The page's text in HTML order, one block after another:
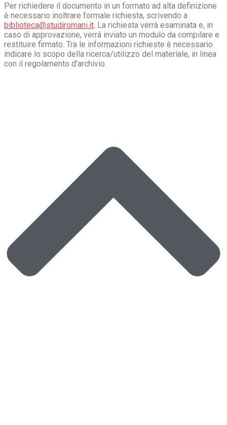
Per richiedere il documento in un formato ad alta definizione
è necessario inoltrare formale richiesta, scrivendo a
biblioteca@studiromani.it. La richiesta verrà esaminata e, in
caso di approvazione, verrà inviato un modulo da compilare e
restituire firmato. Tra le informazioni richieste è necessario
indicare lo scopo della ricerca/utilizzo del materiale, in linea
con il regolamento d’archivio.